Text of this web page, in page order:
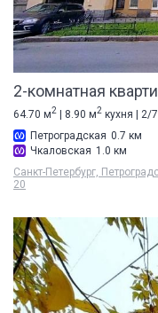
2-комнатная
64.70 м2 | 8.90 м2 кухня | 2/
Петроградская 0.7 км
Чкаловская 1.0 км
Санкт-Петербург,
20